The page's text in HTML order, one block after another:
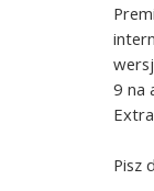
9 na
Pisz